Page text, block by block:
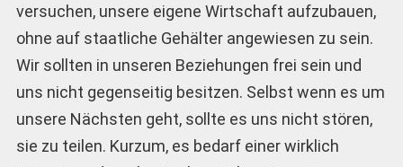
versuchen, unsere eigene Wirtschaft aufzubauen,
ohne auf staatliche Gehälter angewiesen zu sein.
Wir sollten in unseren Beziehungen frei sein und
uns nicht gegenseitig besitzen. Selbst wenn es um
unsere Nächsten geht, sollte es uns nicht stören,
sie zu teilen. Kurzum, es bedarf einer wirklich